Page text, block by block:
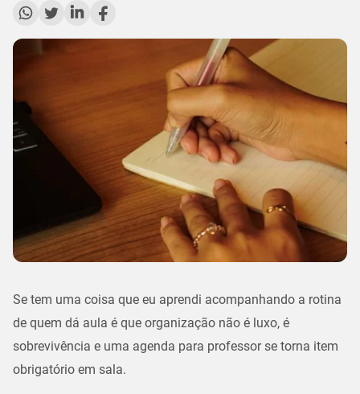
Se tem uma coisa que eu aprendi acompanhando a rotina
de quem dá aula é que organização não é luxo, é
sobrevivência e uma agenda para professorse torna item
obrigatório em sala.